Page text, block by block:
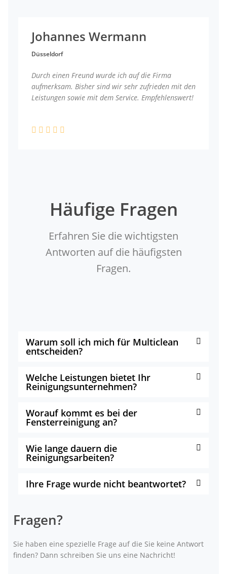
Johannes Wermann
Düsseldorf
Durch einen Freund wurde ich auf die Firma
aufmerksam. Bisher sind wir sehr zufrieden mit den
Leistungen sowie mit dem Service. Empfehlenswert!
Häufige Fragen
Erfahren Sie die wichtigsten
Antworten auf die häufigsten
Fragen.
Warum soll ich mich für Multiclean
entscheiden?
Welche Leistungen bietet Ihr
Reinigungsunternehmen?
Worauf kommt es bei der
Fensterreinigung an?
Wie lange dauern die
Reinigungsarbeiten?
Ihre Frage wurde nicht beantwortet?
Fragen?
Sie haben eine spezielle Frage auf die Sie keine Antwort
finden? Dann schreiben Sie uns eine Nachricht!